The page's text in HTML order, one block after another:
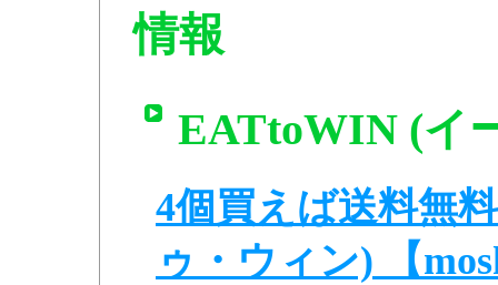
情報
EATtoWIN (イ
4個買えば送料無
ゥ・ウィン) 【